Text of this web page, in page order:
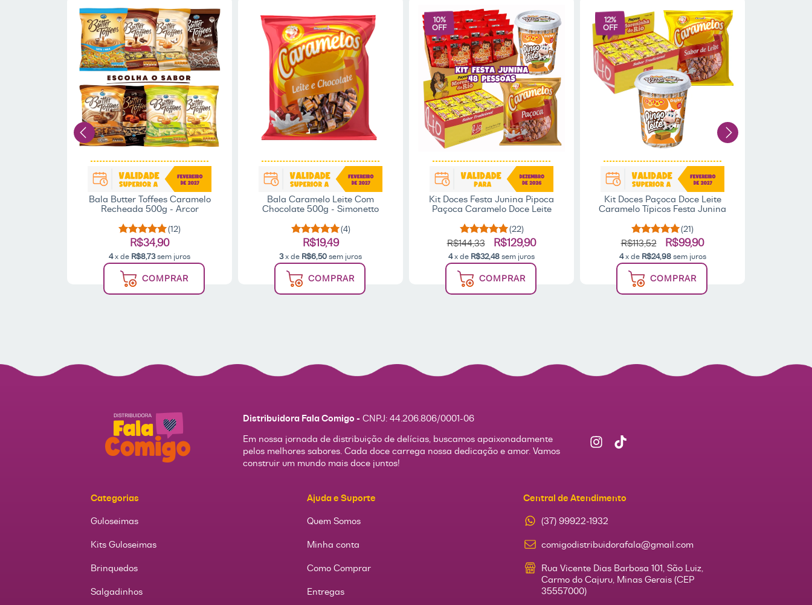
Bala Butter Toffees Caramelo
Recheada 500g - Arcor
(12)
R$34,90
4x de R$8,73sem juros
COMPRAR
Bala Caramelo Leite Com
Chocolate 500g - Simonetto
(4)
R$19,49
3x de R$6,50sem juros
COMPRAR
10%
OFF
Kit Doces Festa Junina Pipoca
Paçoca Caramelo Doce Leite
(22)
R$144,33 R$129,90
4x de R$32,48sem juros
COMPRAR
12%
OFF
Kit Doces Paçoca Doce Leite
Caramelo Típicos Festa Junina
(21)
R$113,52 R$99,90
4 x de R$24,98 sem juros
COMPRAR
Distribuidora Fala Comigo - CNPJ: 44.206.806/0001-06
Em nossa jornada de distribuição de delícias, buscamos apaixonadamente
pelos melhores sabores. Cada doce carrega nossa dedicação e amor. Vamos
construir um mundo mais doce juntos!
Categorias
Guloseimas
Kits Guloseimas
Brinquedos
Salgadinhos
Ajuda e Suporte
Quem Somos
Minha conta
Como Comprar
Entregas
Central de Atendimento
(37) 99922-1932
comigodistribuidorafala@gmail.com
Rua Vicente Dias Barbosa 101, São Luiz,
Carmo do Cajuru, Minas Gerais (CEP
35557000)